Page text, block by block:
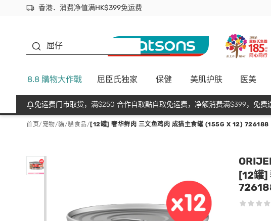
香港．消费净值满HK$399免运费
立即成为易赏钱会员尽享独家优惠
首次APP下单买满$450 输入 NEWAPP 即减$50
屈仔
8.8 購物大作戰 屈臣氏独家 保健 美肌护肤 医美
免运费门市取货，满$250 合作自取點自取免运费，净额消费满$399，免费
首页/ 宠物/貓/貓食品/ [12罐] 奢华鲜肉 三文鱼鸡肉 成猫主食罐 (155G X 12) 726188
[12罐]